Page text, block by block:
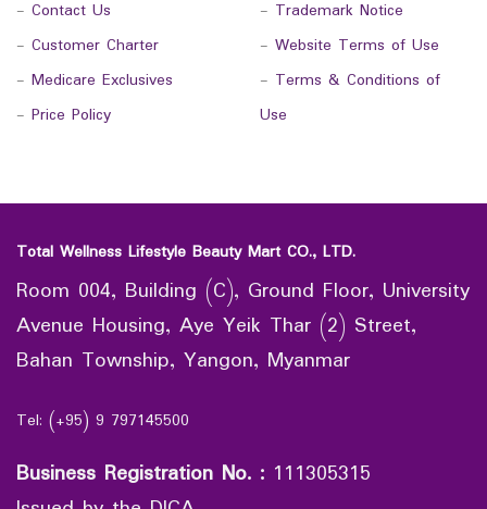
- Contact Us
- Customer Charter
- Medicare Exclusives
- Price Policy
- Trademark Notice
- Website Terms of Use
- Terms & Conditions of
Use
Total Wellness Lifestyle Beauty Mart CO., LTD.
Room 004, Building (C), Ground Floor, University
Avenue Housing, Aye Yeik Thar (2) Street,
Bahan Township, Yangon, Myanmar
Tel: (+95) 9 797145500
Business Registration No. : 111305315